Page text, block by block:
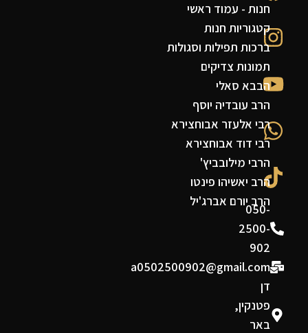
050-
2500-
902
a0502500902@gmail.com
דן
פטנקין,
באר
חנות - עמוד ראשי
קטגוריות חנות
ברכות תפילות וסגולות
תמונות צדיקים
הבבא סאלי
הרב עובדיה יוסף
רבי אלעזר אבוחצירא
רבי דוד אבוחצירא
הרבי מילובביץ'
הרב יאשיהו פינטו
הרב יורם אברג'יל